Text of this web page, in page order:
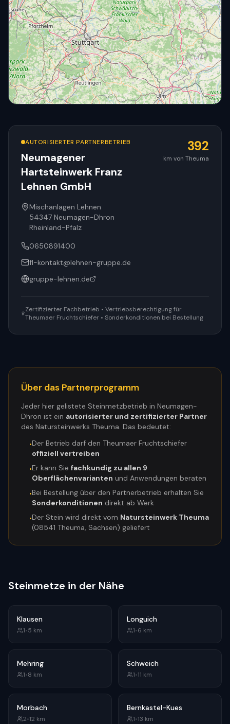
AUTORISIERTER PARTNERBETRIEB
Neumagener
Hartsteinwerk Franz
Lehnen GmbH
392
km von Theuma
Mischanlagen Lehnen
54347 Neumagen-Dhron
Rheinland-Pfalz
0650891400
fl-kontakt@lehnen-gruppe.de
gruppe-lehnen.de
Zertifizierter Fachbetrieb • Vertriebsberechtigung für
Theumaer Fruchtschiefer • Sonderkonditionen bei Bestellung
Über das Partnerprogramm
Jeder hier gelistete Steinmetzbetrieb in Neumagen-
Dhron ist ein autorisierter und zertifizierter Partner
des Natursteinwerks Theuma. Das bedeutet:
•Der Betrieb darf den Theumaer Fruchtschiefer
offiziell vertreiben
•Er kann Sie fachkundig zu allen 9
Oberflächenvarianten und Anwendungen beraten
•Bei Bestellung über den Partnerbetrieb erhalten Sie
Sonderkonditionen direkt ab Werk
•Der Stein wird direkt vom Natursteinwerk Theuma
(08541 Theuma, Sachsen) geliefert
Steinmetze in der Nähe
Klausen
1•5 km
Longuich
1•6 km
Mehring
1•8 km
Schweich
1•11 km
Morbach
2•12 km
Bernkastel-Kues
1•13 km